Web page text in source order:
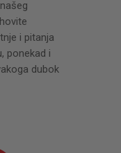
i pitanja
ponekad i
dubok